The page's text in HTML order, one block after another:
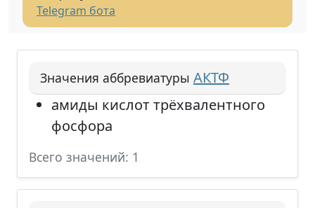
Telegram бота
Значения аббревиатуры АКТФ
амиды кислот трёхвалентного
фосфора
Всего значений: 1